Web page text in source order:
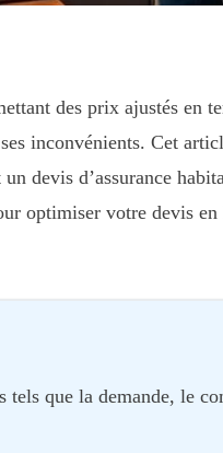
des prix ajustés en
inconvénients. Cet
devis d’assurance
optimiser votre devis
que la demande, le